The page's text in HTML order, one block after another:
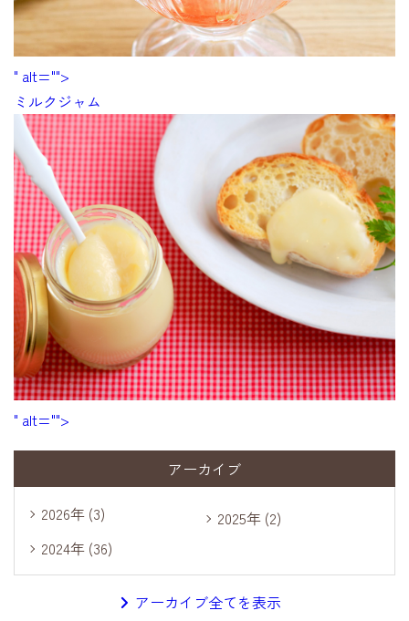
" alt="">
ミルクジャム
" alt="">
アーカイブ
2026年 (3)
2025年 (2)
2024年 (36)
アーカイブ全てを表示